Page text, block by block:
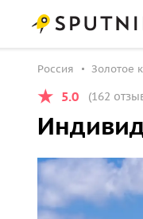
Россия Золотое
5.0 (162